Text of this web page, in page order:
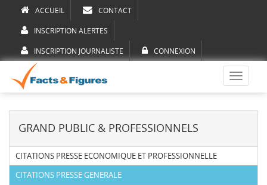
ACCUEIL CONTACT
INSCRIPTION ALERTES
INSCRIPTION JOURNALISTE CONNEXION
Toggle
GRAND PUBLIC & PROFESSIONNELS
CITATIONS PRESSE ECONOMIQUE ET PROFESSIONNELLE
CITATIONS PRESSE GENERALE